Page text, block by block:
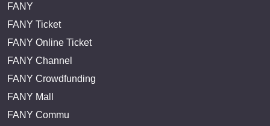
FANY
FANY Ticket
FANY Online Ticket
FANY Channel
FANY Crowdfunding
FANY Mall
FANY Commu